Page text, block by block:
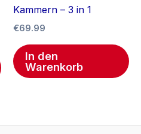
Kammern – 3 in 1
€69.99
In den
Warenkorb